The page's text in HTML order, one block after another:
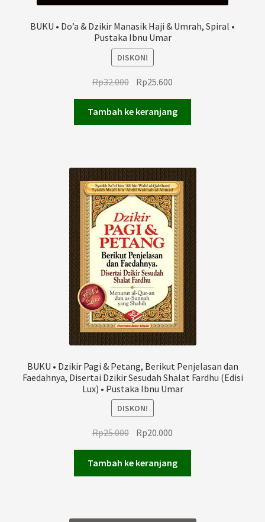
BUKU • Do’a & Dzikir Manasik Haji & Umrah, Spiral •
Pustaka Ibnu Umar
DISKON!
Rp32.000 Harga
adalah:
Rp32.000.
Rp25.600
ini
adalah:
Tambah ke keranjang
BUKU • Dzikir Pagi & Petang, Berikut Penjelasan dan
Faedahnya, Disertai Dzikir Sesudah Shalat Fardhu (Edisi
Lux) • Pustaka Ibnu Umar
DISKON!
Rp25.000 Harga
adalah:
Rp25.000.
Rp20.000
ini
adalah:
Tambah ke keranjang